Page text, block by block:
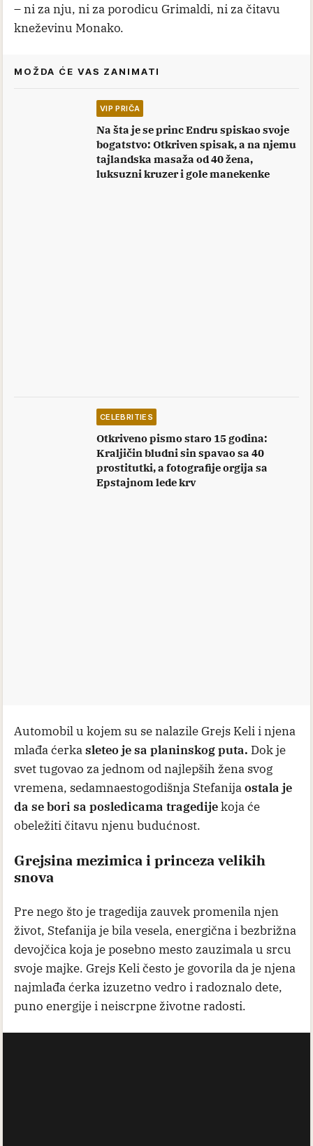
– ni za nju, ni za porodicu Grimaldi, ni za čitavu
kneževinu Monako.
MOŽDA ĆE VAS ZANIMATI
VIP PRIČA
Na šta je se princ Endru spiskao svoje
bogatstvo: Otkriven spisak, a na njemu
tajlandska masaža od 40 žena,
luksuzni kruzer i gole manekenke
CELEBRITIES
Otkriveno pismo staro 15 godina:
Kraljičin bludni sin spavao sa 40
prostitutki, a fotografije orgija sa
Epstajnom lede krv
Automobil u kojem su se nalazile Grejs Keli i njena
mlađa ćerkasleteo je sa planinskog puta. Dok je
svet tugovao za jednom od najlepših žena svog
vremena, sedamnaestogodišnja Stefanijaostala je
da se bori sa posledicama tragedijekoja će
obeležiti čitavu njenu budućnost.
Grejsina mezimica i princeza velikih
snova
Pre nego što je tragedija zauvek promenila njen
život, Stefanija je bila vesela, energična i bezbrižna
devojčica koja je posebno mesto zauzimala u srcu
svoje majke. Grejs Keli često je govorila da je njena
najmlađa ćerka izuzetno vedro i radoznalo dete,
puno energije i neiscrpne životne radosti.